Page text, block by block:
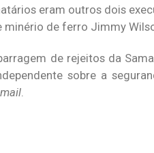
eram outros dois
de ferro Jimmy
de rejeitos da
sobre a
.